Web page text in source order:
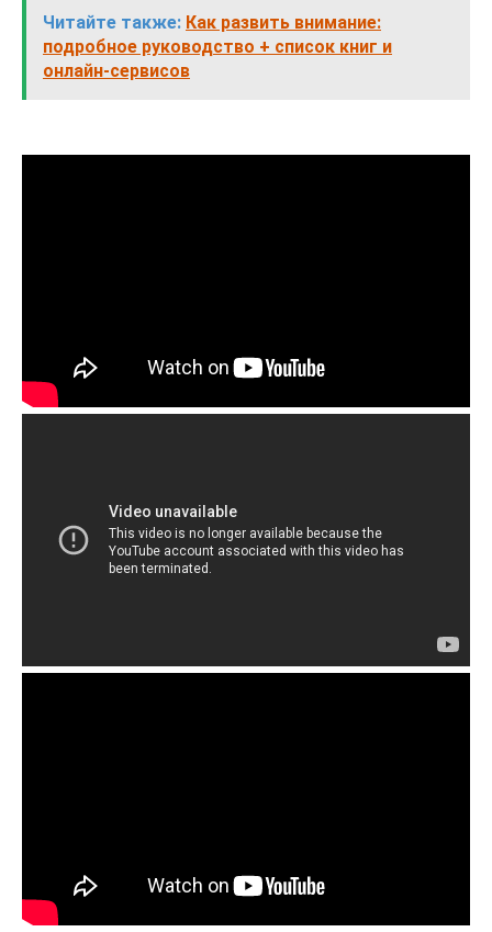
Читайте также: Как развить внимание:
подробное руководство + список книг и
онлайн-сервисов